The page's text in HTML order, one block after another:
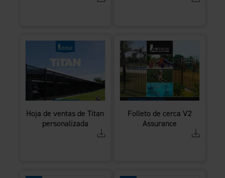
Hoja de ventas de Titan
personalizada
Folleto de cerca V2
Assurance